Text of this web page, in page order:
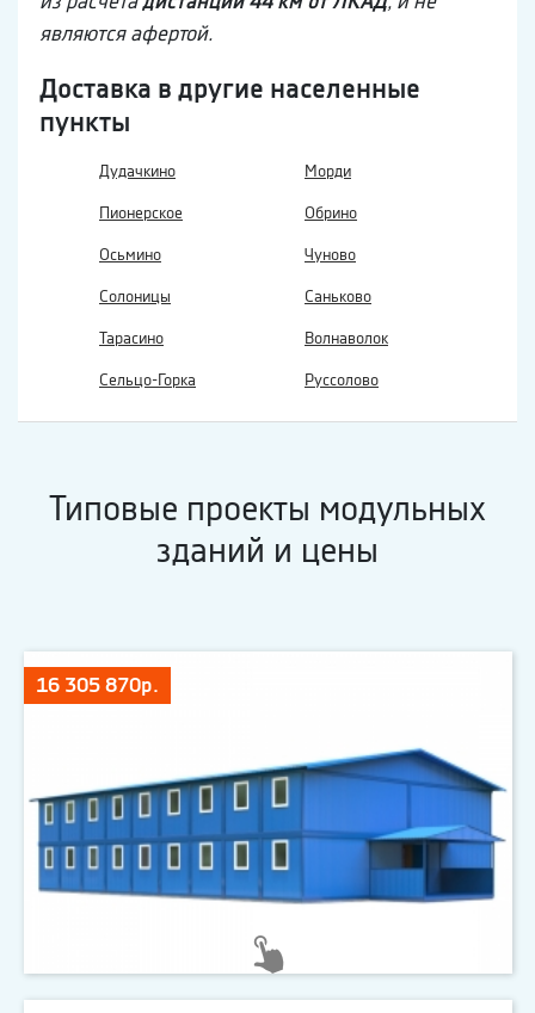
являются афертой.
Доставка в другие населенные
пункты
Дудачкино Морди
Пионерское Обрино
Осьмино Чуново
Солоницы Саньково
Тарасино Волнаволок
Сельцо-Горка Руссолово
Типовые проекты модульных
зданий и цены
16 305 870р.